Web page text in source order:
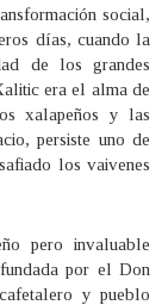
social,
días, cuando la
de los grandes
era el alma de
xalapeños y las
persiste uno de
los vaivenes
pero invaluable
por el Don
y pueblo